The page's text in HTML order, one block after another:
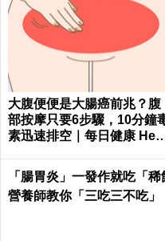
大腹便便是大腸癌前兆？腹
部按摩只要6步驟，10分鐘
素迅速排空｜每日健康
「腸胃炎」一發作就吃「稀
營養師教你「三吃三不吃」